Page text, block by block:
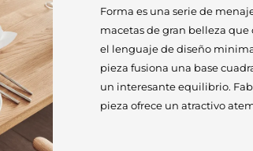
Forma es una serie de
macetas de gran belleza que
el lenguaje de diseño
pieza fusiona una base
un interesante equilibrio.
pieza ofrece un atractivo